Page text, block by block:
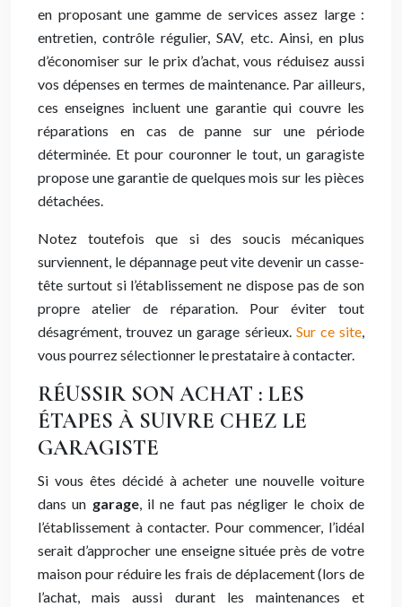
en proposant une gamme de services assez large :
entretien, contrôle régulier, SAV, etc. Ainsi, en plus
d’économiser sur le prix d’achat, vous réduisez aussi
vos dépenses en termes de maintenance. Par ailleurs,
ces enseignes incluent une garantie qui couvre les
réparations en cas de panne sur une période
déterminée. Et pour couronner le tout, un garagiste
propose une garantie de quelques mois sur les pièces
détachées.
Notez toutefois que si des soucis mécaniques
surviennent, le dépannage peut vite devenir un casse-
tête surtout si l’établissement ne dispose pas de son
propre atelier de réparation. Pour éviter tout
désagrément, trouvez un garage sérieux. Sur ce site,
vous pourrez sélectionner le prestataire à contacter.
RÉUSSIR SON ACHAT : LES
ÉTAPES À SUIVRE CHEZ LE
GARAGISTE
Si vous êtes décidé à acheter une nouvelle voiture
dans un garage, il ne faut pas négliger le choix de
l’établissement à contacter. Pour commencer, l’idéal
serait d’approcher une enseigne située près de votre
maison pour réduire les frais de déplacement (lors de
l’achat, mais aussi durant les maintenances et